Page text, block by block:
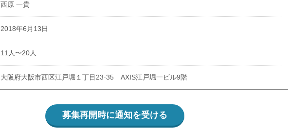
西原 一貴
2018年6月13日
11人〜20人
大阪府大阪市西区江戸堀１丁目23-35 AXIS江戸堀一ビル9階
募集再開時に通知を受ける